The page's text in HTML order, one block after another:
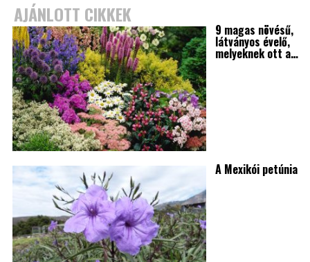
AJÁNLOTT CIKKEK
9 magas növésű,
látványos évelő,
melyeknek ott a…
A Mexikói petúnia